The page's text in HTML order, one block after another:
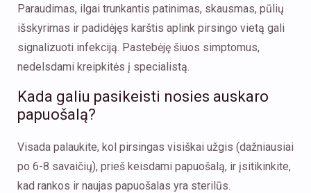
Paraudimas, ilgai trunkantis patinimas, skausmas, pūlių
išskyrimas ir padidėjęs karštis aplink pirsingo vietą gali
signalizuoti infekciją. Pastebėję šiuos simptomus,
nedelsdami kreipkitės į specialistą.
Kada galiu pasikeisti nosies auskaro
papuošalą?
Visada palaukite, kol pirsingas visiškai užgis (dažniausiai
po 6-8 savaičių), prieš keisdami papuošalą, ir įsitikinkite,
kad rankos ir naujas papuošalas yra sterilūs.